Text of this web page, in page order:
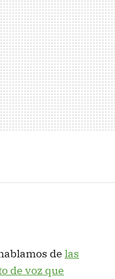
de las
de voz que